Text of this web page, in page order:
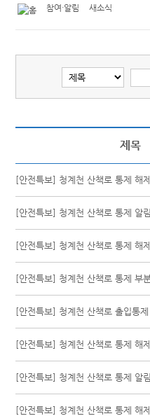
참여·알림 새소식
제목
[안전특보] 청계천 산책로 통제 해
[안전특보] 청계천 산책로 통제 알림
[안전특보] 청계천 산책로 통제 해
[안전특보] 청계천 산책로 통제 부
[안전특보] 청계천 산책로 출입통제
[안전특보] 청계천 산책로 통제 해
[안전특보] 청계천 산책로 통제 알림
[안전특보] 청계천 산책로 통제 해